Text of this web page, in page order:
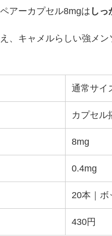
アーカプセル8mgは し
、キャメルらしい強メ
通常サイ
カプセル
8mg
0.4mg
20本｜ボ
430円